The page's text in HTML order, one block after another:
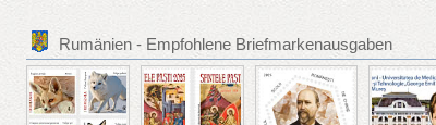
Rumänien - Empfohlene Briefmarkenausgaben